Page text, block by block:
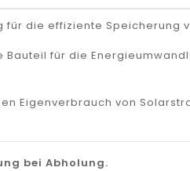
für die effiziente Speicherung
Bauteil für die
Eigenverbrauch von
bei Abholung.